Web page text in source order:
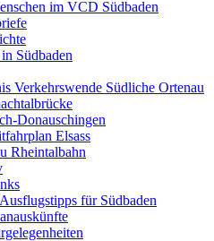
im VCD Südbaden
Südbaden
Verkehrswende Südliche Ortenau
Donauschingen
Elsass
Rheintalbahn
für Südbaden